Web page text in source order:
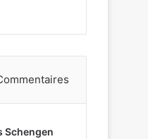
Schengen